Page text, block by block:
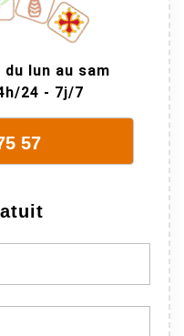
du lun au sam
24 - 7j/7
57